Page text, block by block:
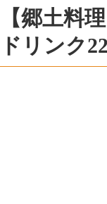
【郷土料
ドリンク